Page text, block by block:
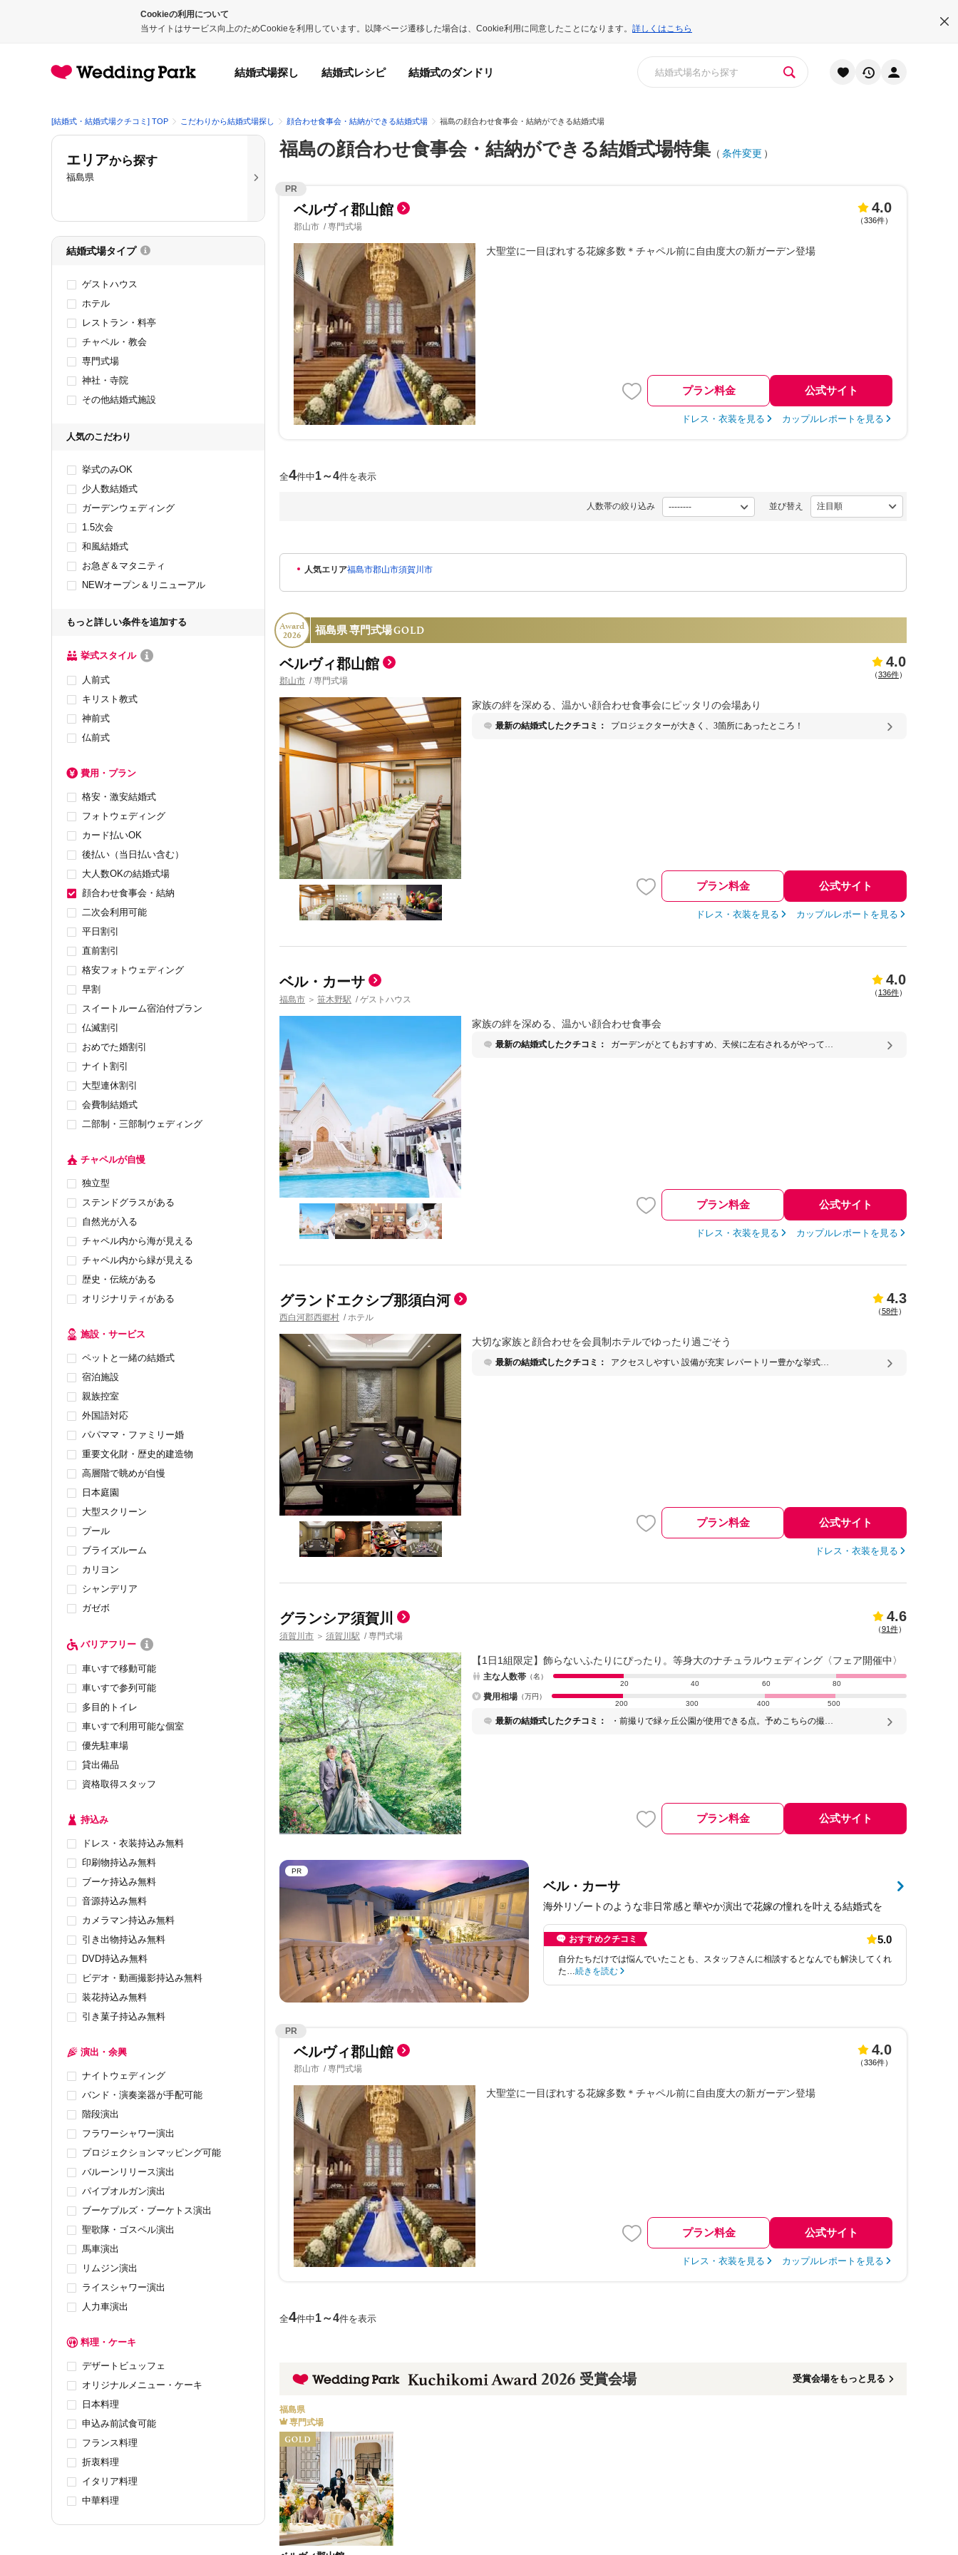
Cookieの利用について
当サイトはサービス向上のためCookieを利用しています。以降ページ遷移した場合は、Cookie利用に同意したことになります。 詳しくはこちら
結婚式場探し 結婚式レシピ 結婚式のダンドリ
[結婚式・結婚式場クチコミ] TOP こだわりから結婚式場探し 顔合わせ食事会・結納ができる結婚式場 福島の顔合わせ食事会・結納ができる結婚式場
福島の顔合わせ食事会・結納ができる結婚式場特集 （ 条件変更 ）
PR
ベルヴィ郡山館
郡山市 / 専門式場
4.0
（336件）
大聖堂に一目ぼれする花嫁多数＊チャペル前に自由度大の新ガーデン登場
プラン料金 公式サイト
ドレス・衣装を見る カップルレポートを見る
全4件中1～4件を表示
人数帯の絞り込み 並び替え
人気エリア福島市郡山市須賀川市
Award
2026
福島県 専門式場GOLD
ベルヴィ郡山館
郡山市 / 専門式場
4.0
（336件）
家族の絆を深める、温かい顔合わせ食事会にピッタリの会場あり
最新の結婚式したクチコミ： プロジェクターが大きく、3箇所にあったところ！
プラン料金 公式サイト
ドレス・衣装を見る カップルレポートを見る
ベル・カーサ
福島市 ＞ 笹木野駅 / ゲストハウス
4.0
（ 136件）
家族の絆を深める、温かい顔合わせ食事会
最新の結婚式したクチコミ：
ガーデンがとてもおすすめ、天候に左右されるがやって良
プラン料金 公式サイト
ドレス・衣装を見る カップルレポートを見る
グランドエクシブ那須白河
西白河郡西郷村 / ホテル
4.3
（58件）
大切な家族と顔合わせを会員制ホテルでゆったり過ごそう
最新の結婚式したクチコミ：
アクセスしやすい 設備が充実 レパートリー豊かな挙式・
プラン料金 公式サイト
ドレス・衣装を見る
グランシア須賀川
須賀川市 ＞ 須賀川駅 / 専門式場
4.6
（91件）
【1日1組限定】飾らないふたりにぴったり。等身大のナチュラルウェディング〈フェア開催中〉
主な人数帯 （名）
20
40 60 80
費用相場 （万円）
200
300 400 500
最新の結婚式したクチコミ：
・前撮りで緑ヶ丘公園が使用できる点。予めこちらの撮り
プラン料金 公式サイト
PR
ベル・カーサ
海外リゾートのような非日常感と華やか演出で花嫁の憧れを叶える結婚式を
おすすめクチコミ 5.0
自分たちだけでは悩んでいたことも、スタッフさんに相談するとなんでも解決してくれ
た…続きを読む
PR
ベルヴィ郡山館
郡山市 / 専門式場
4.0
（336件）
大聖堂に一目ぼれする花嫁多数＊チャペル前に自由度大の新ガーデン登場
プラン料金 公式サイト
ドレス・衣装を見る カップルレポートを見る
全4件中1～4件を表示
2026 受賞会場 受賞会場をもっと見る
福島県
専門式場
エリアから探す
福島県
結婚式場タイプ
ゲストハウス
ホテル
レストラン・料亭
チャペル・教会
専門式場
神社・寺院
その他結婚式施設
人気のこだわり
挙式のみOK
少人数結婚式
ガーデンウェディング
1.5次会
和風結婚式
お急ぎ＆マタニティ
NEWオープン＆リニューアル
もっと詳しい条件を追加する
挙式スタイル
人前式
キリスト教式
神前式
仏前式
費用・プラン
格安・激安結婚式
フォトウェディング
カード払いOK
後払い（当日払い含む）
大人数OKの結婚式場
顔合わせ食事会・結納
二次会利用可能
平日割引
直前割引
格安フォトウェディング
早割
スイートルーム宿泊付プラン
仏滅割引
おめでた婚割引
ナイト割引
大型連休割引
会費制結婚式
二部制・三部制ウェディング
チャペルが自慢
独立型
ステンドグラスがある
自然光が入る
チャペル内から海が見える
チャペル内から緑が見える
歴史・伝統がある
オリジナリティがある
施設・サービス
ペットと一緒の結婚式
宿泊施設
親族控室
外国語対応
パパママ・ファミリー婚
重要文化財・歴史的建造物
高層階で眺めが自慢
日本庭園
大型スクリーン
プール
ブライズルーム
カリヨン
シャンデリア
ガゼボ
バリアフリー
車いすで移動可能
車いすで参列可能
多目的トイレ
車いすで利用可能な個室
優先駐車場
貸出備品
資格取得スタッフ
持込み
ドレス・衣装持込み無料
印刷物持込み無料
ブーケ持込み無料
音源持込み無料
カメラマン持込み無料
引き出物持込み無料
DVD持込み無料
ビデオ・動画撮影持込み無料
装花持込み無料
引き菓子持込み無料
演出・余興
ナイトウェディング
バンド・演奏楽器が手配可能
階段演出
フラワーシャワー演出
プロジェクションマッピング可能
バルーンリリース演出
パイプオルガン演出
ブーケプルズ・ブーケトス演出
聖歌隊・ゴスペル演出
馬車演出
リムジン演出
ライスシャワー演出
人力車演出
料理・ケーキ
デザートビュッフェ
オリジナルメニュー・ケーキ
日本料理
申込み前試食可能
フランス料理
折衷料理
イタリア料理
中華料理